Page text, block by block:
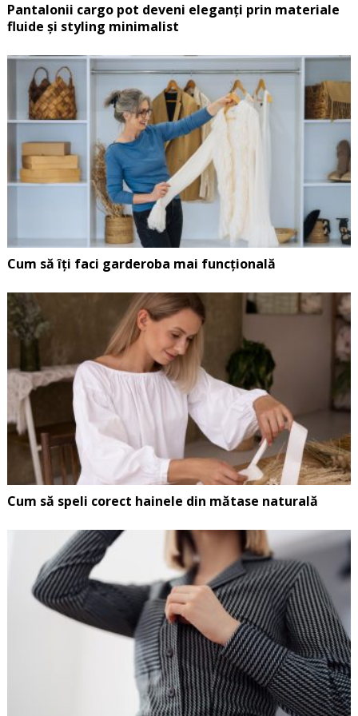
Pantalonii cargo pot deveni eleganți prin materiale
fluide și styling minimalist
Cum să îți faci garderoba mai funcțională
Cum să speli corect hainele din mătase naturală